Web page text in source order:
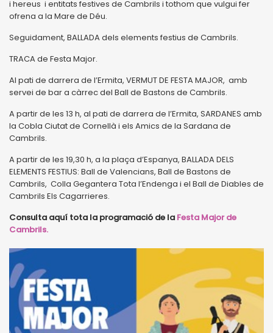
i hereus i entitats festives de Cambrils i tothom que vulgui fer
ofrena a la Mare de Déu.
Seguidament, BALLADA dels elements festius de Cambrils.
TRACA de Festa Major.
Al pati de darrera de l’Ermita, VERMUT DE FESTA MAJOR, amb
servei de bar a càrrec del Ball de Bastons de Cambrils.
A partir de les 13 h, al pati de darrera de l’Ermita, SARDANES amb
la Cobla Ciutat de Cornellà i els Amics de la Sardana de
Cambrils.
A partir de les 19,30 h, a la plaça d’Espanya, BALLADA DELS
ELEMENTS FESTIUS: Ball de Valencians, Ball de Bastons de
Cambrils, Colla Gegantera Tota l’Endenga i el Ball de Diables de
Cambrils Els Cagarrieres.
Consulta aquí tota la programació de la Festa Major de
Cambrils.